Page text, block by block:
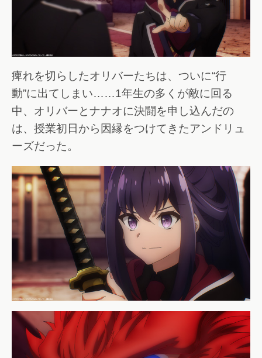
痺れを切らしたオリバーたちは、ついに“行
動”に出てしまい……1年生の多くが敵に回る
中、オリバーとナナオに決闘を申し込んだの
は、授業初日から因縁をつけてきたアンドリュ
ーズだった。